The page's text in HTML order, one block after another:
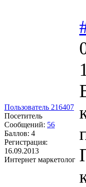
Пользователь 216407
Посетитель
Сообщений: 56
Баллов: 4
Регистрация:
16.09.2013
Интернет маркетолог